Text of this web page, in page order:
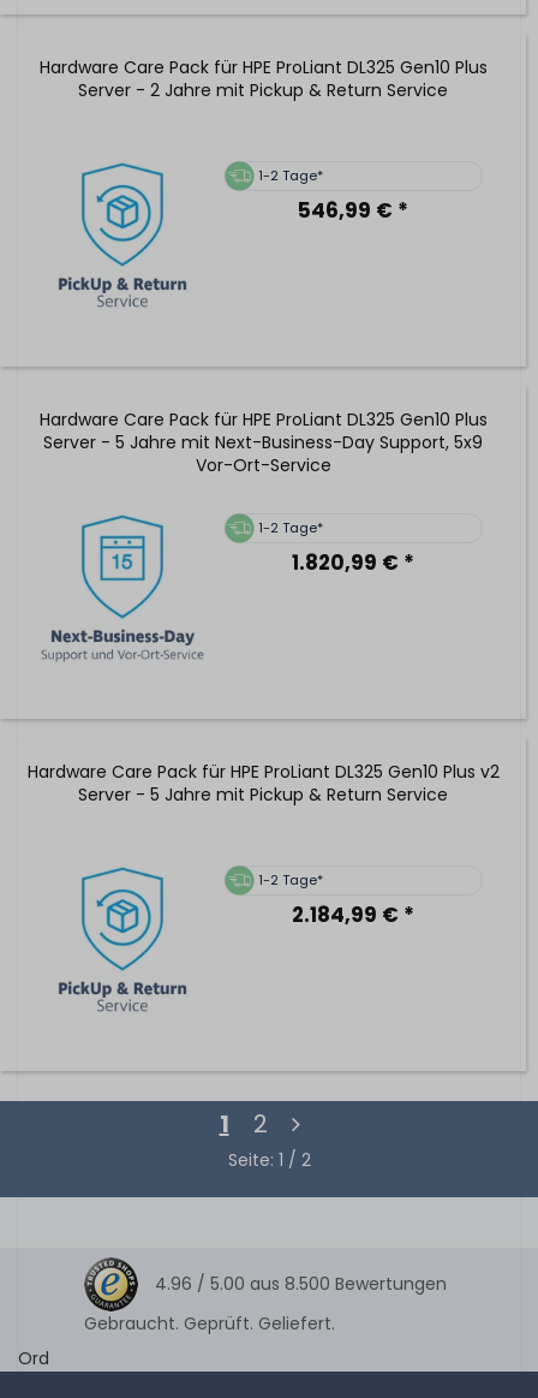
Hardware Care Pack für HPE ProLiant DL325 Gen10 Plus
Server - 2 Jahre mit Pickup & Return Service
1-2 Tage*
546,99 € *
Hardware Care Pack für HPE ProLiant DL325 Gen10 Plus
Server - 5 Jahre mit Next-Business-Day Support, 5x9
Vor-Ort-Service
1-2 Tage*
1.820,99 € *
Hardware Care Pack für HPE ProLiant DL325 Gen10 Plus v2
Server - 5 Jahre mit Pickup & Return Service
1-2 Tage*
2.184,99 € *
1 2
Seite: 1 / 2
4.96 / 5.00 aus 8.500 Bewertungen
Gebraucht. Geprüft. Geliefert.
Ord